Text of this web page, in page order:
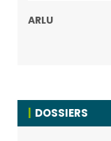
ARLU
DOSSIERS